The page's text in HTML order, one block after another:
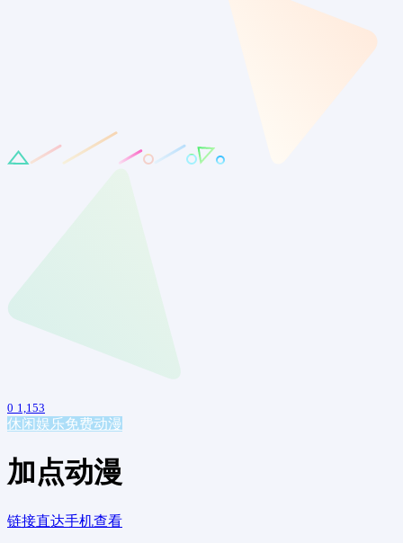
0 1,153
休闲娱乐免费动漫
加点动漫
链接直达手机查看